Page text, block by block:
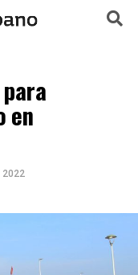
en
2022